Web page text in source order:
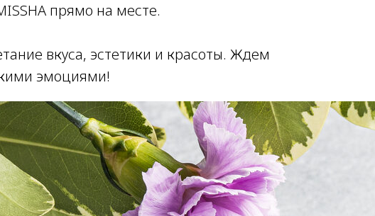
прямо на месте.
вкуса, эстетики и красоты. Ждем
эмоциями!